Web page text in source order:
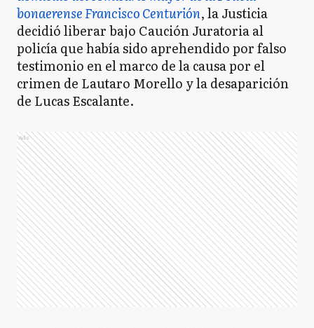
bonaerense Francisco Centurión, la Justicia
decidió liberar bajo Caución Juratoria al
policía que había sido aprehendido por falso
testimonio en el marco de la causa por el
crimen de Lautaro Morello y la desaparición
de Lucas Escalante.
Ads